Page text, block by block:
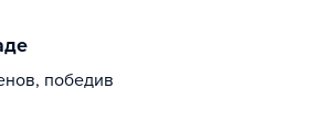
победив